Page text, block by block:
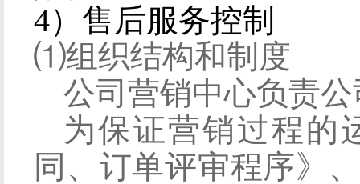
4）售后服务控制
⑴组织结构和制度
公司营销中心负责
为保证营销过程的
同、订单评审程序》